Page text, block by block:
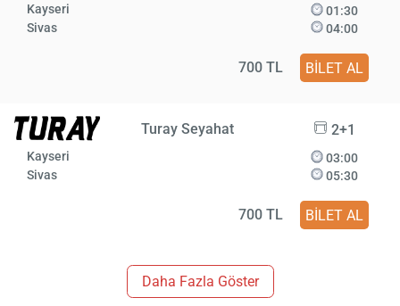
Kayseri
Sivas
01:30
04:00
700 TL BİLET AL
Turay Seyahat 2+1
Kayseri
Sivas
03:00
05:30
700 TL BİLET AL
Daha Fazla Göster